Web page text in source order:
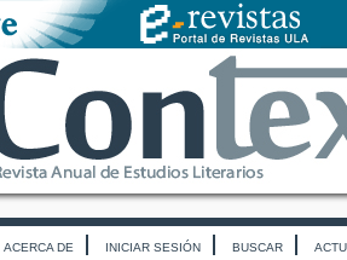
ACERCA DE INICIAR SESIÓN BUSCAR